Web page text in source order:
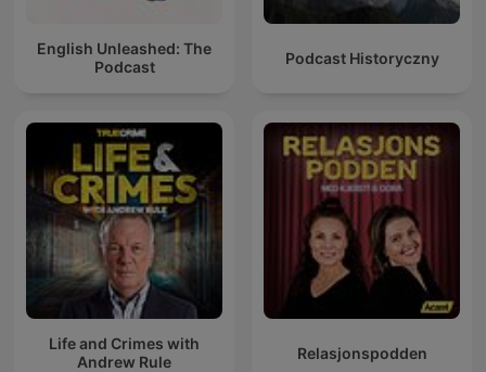
English Unleashed: The
Podcast
Podcast Historyczny
Life and Crimes with
Andrew Rule
Relasjonspodden